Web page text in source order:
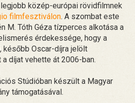
közép-európai rövidfilmnek
filmfesztiválon. A szombat este
M. Tóth Géza tízperces alkotása a
érdekessége, hogy a
később Oscar-díjra jelölt
díjat vehette át 2006-ban.
Stúdióban készült a Magyar
támogatásával.